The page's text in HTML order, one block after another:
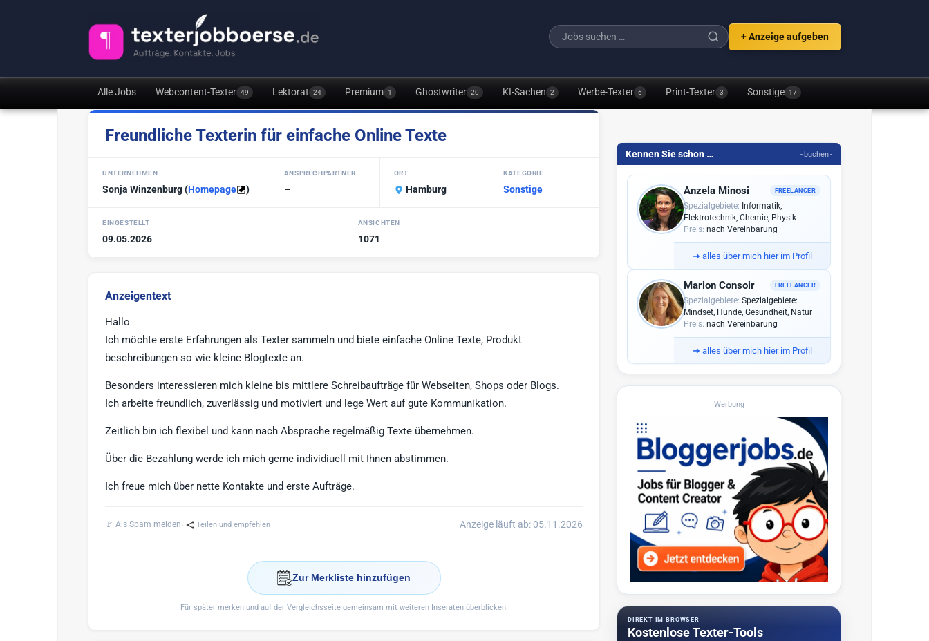
+ Anzeige aufgeben
Alle Jobs Webcontent-Texter 49 Lektorat 24 Premium 1 Ghostwriter 20 KI-Sachen 2 Werbe-Texter 6 Print-Texter 3 Sonstige 17
Freundliche Texterin für einfache Online Texte
UNTERNEHMEN
Sonja Winzenburg(Homepage )
ANSPRECHPARTNER
–
ORT
Hamburg
KATEGORIE
Sonstige
EINGESTELLT
09.05.2026
ANSICHTEN
1071
Anzeigentext
Hallo
Ich möchte erste Erfahrungen als Texter sammeln und biete einfache Online Texte, Produkt
beschreibungen so wie kleine Blogtexte an.
Besonders interessieren mich kleine bis mittlere Schreibaufträge für Webseiten, Shops oder Blogs.
Ich arbeite freundlich, zuverlässig und motiviert und lege Wert auf gute Kommunikation.
Zeitlich bin ich flexibel und kann nach Absprache regelmäßig Texte übernehmen.
Über die Bezahlung werde ich mich gerne individiuell mit Ihnen abstimmen.
Ich freue mich über nette Kontakte und erste Aufträge.
🚩 Als Spam melden· Teilen und empfehlen Anzeige läuft ab: 05.11.2026
Zur Merkliste hinzufügen
Für später merken und auf der Vergleichsseite gemeinsam mit weiteren Inseraten überblicken.
Kennen Sie schon … - buchen -
FREELANCER
Anzela Minosi
Spezialgebiete: Informatik,
Elektrotechnik, Chemie, Physik
Preis: nach Vereinbarung
➜ alles über mich hier im Profil
FREELANCER
Marion Consoir
Spezialgebiete: Spezialgebiete:
Mindset, Hunde, Gesundheit, Natur
Preis: nach Vereinbarung
➜ alles über mich hier im Profil
Werbung
DIREKT IM BROWSER
Kostenlose Texter-Tools